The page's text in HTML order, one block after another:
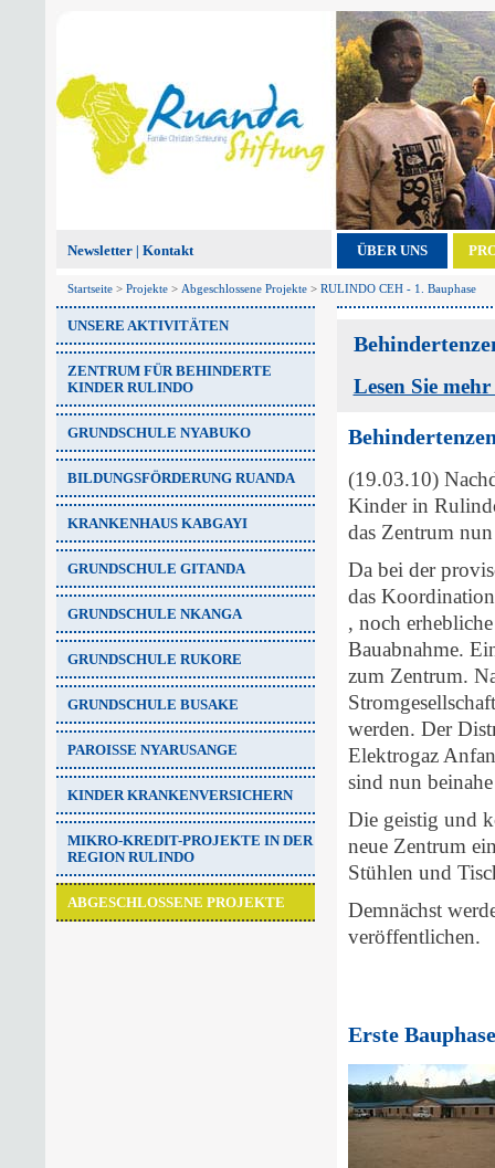
Newsletter| Kontakt ÜBER UNS
Startseite> Projekte> Abgeschlossene Projekte> RULINDO CEH - 1. Bauphase
UNSERE AKTIVITÄTEN
ZENTRUM FÜR BEHINDERTE
KINDER RULINDO
GRUNDSCHULE NYABUKO
BILDUNGSFÖRDERUNG RUANDA
KRANKENHAUS KABGAYI
GRUNDSCHULE GITANDA
GRUNDSCHULE NKANGA
GRUNDSCHULE RUKORE
GRUNDSCHULE BUSAKE
PAROISSE NYARUSANGE
KINDER KRANKENVERSICHERN
MIKRO-KREDIT-PROJEKTE IN DER
REGION RULINDO
ABGESCHLOSSENE PROJEKTE
Lesen Sie
(19.03.10)
Kinder in
das Zentrum
Da bei der
das
, noch
Bauabnahme.
zum Zentrum.
werden. Der
Elektrogaz
sind nun
Die geistig und
neue Zentrum
Stühlen und
Demnächst
veröffentlichen.
Erste